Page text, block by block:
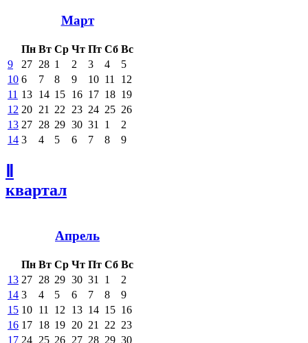
Март
Пн Вт Ср Чт Пт Сб Вс
9
27 28 1 2 3 4
5
10 6 7 8 9 10 11
12
11 13 14 15 16 17 18 19
12 20 21 22 23 24 25 26
13 27 28 29 30 31 1
2
14 3 4 5 6 7 8 9
квартал
Апрель
Пн Вт Ср Чт Пт Сб Вс
13 27 28 29 30 31 1
2
14 3 4 5 6 7 8
9
15 10 11 12 13 14 15 16
16 17 18 19 20 21 22 23
17 24 25 26 27 28 29 30